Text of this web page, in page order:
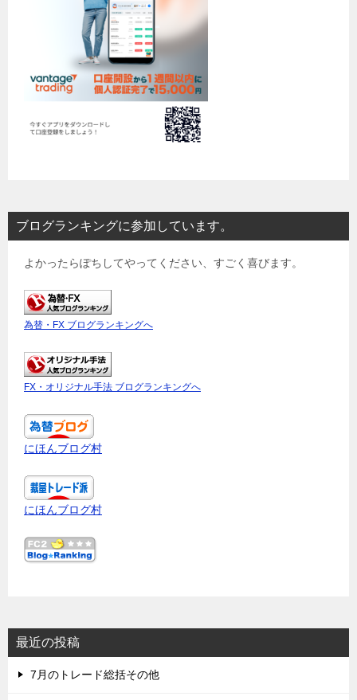
ブログランキングに参加しています。
よかったらぽちしてやってください、すごく喜びます。
為替・FX ブログランキングへ
FX・オリジナル手法 ブログランキングへ
にほんブログ村
にほんブログ村
最近の投稿
7月のトレード総括その他